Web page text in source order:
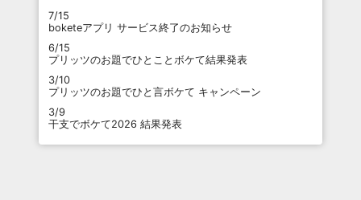
7/15
boketeアプリ サービス終了のお知らせ
6/15
プリッツのお題でひとことボケて結果発表
3/10
プリッツのお題でひと言ボケて キャンペーン
3/9
干支でボケて2026 結果発表